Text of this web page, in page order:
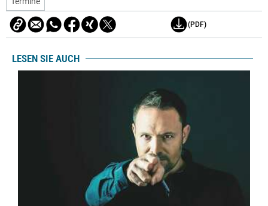
(PDF)
LESEN SIE AUCH